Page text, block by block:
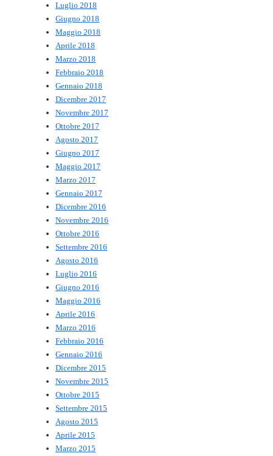
Luglio 2018
Giugno 2018
Maggio 2018
Aprile 2018
Marzo 2018
Febbraio 2018
Gennaio 2018
Dicembre 2017
Novembre 2017
Ottobre 2017
Agosto 2017
Giugno 2017
Maggio 2017
Marzo 2017
Gennaio 2017
Dicembre 2016
Novembre 2016
Ottobre 2016
Settembre 2016
Agosto 2016
Luglio 2016
Giugno 2016
Maggio 2016
Aprile 2016
Marzo 2016
Febbraio 2016
Gennaio 2016
Dicembre 2015
Novembre 2015
Ottobre 2015
Settembre 2015
Agosto 2015
Aprile 2015
Marzo 2015